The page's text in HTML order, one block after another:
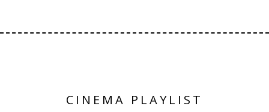
CINEMA PLAYLIST